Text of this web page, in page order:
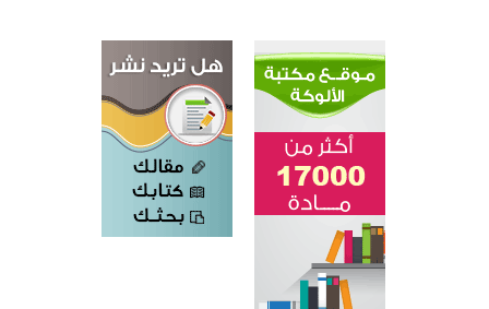
القرآن والتربية في صدارة البرامج الصيفية للمسلمين في بينزا وساراتوف وموردوفيا هذا العام